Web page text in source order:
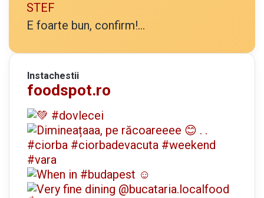
STEF
E foarte bun, confirm!...
Instachestii
foodspot.ro